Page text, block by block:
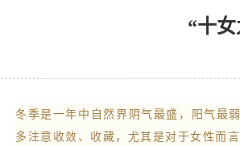
“十
冬季是一年中自然界阴气最盛，阳气最
多注意收敛、收藏，尤其是对于女性而言